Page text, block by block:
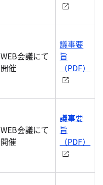
WEB会議にて
開催
議事要
旨
（PDF）
WEB会議にて
開催
議事要
旨
（PDF）